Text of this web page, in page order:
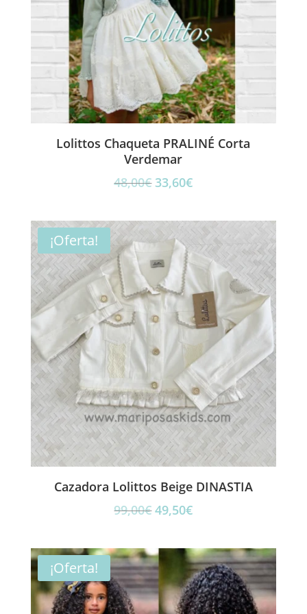
Lolittos Chaqueta PRALINÉ Corta
Verdemar
48,00€El
original
era:
48,00€.
33,60€El
actual
es:
33,60€.
¡Oferta!
Cazadora Lolittos Beige DINASTIA
99,00€El
original
era:
99,00€.
49,50€El
actual
es:
49,50€.
¡Oferta!